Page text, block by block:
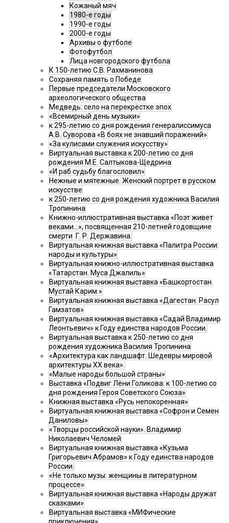
Кожаный мяч
1980-е годы
1990-е годы
2000-е годы
Архивы о футболе
Фотофутбол
Лица новгородского футбола
К 150-летию С.В. Рахманинова
Сохраняя память о Победе
Первые председатели Московского
археологического общества
Медведь: село на перекрёстке эпох
«Всемирный день музыки»
к 295-летию со дня рождения генералиссимуса
А.В. Суворова «В боях не знавший поражений»
«За кулисами служения искусству»
Виртуальная выставка к 200-летию со дня
рождения М.Е. Салтыкова-Щедрина
«И раб судьбу благословил»
Нежные и мятежные. Женский портрет в русском
искусстве
к 250-летию со дня рождения художника Василия
Тропинина
Книжно-иллюстративная выставка «Поэт живет
веками…», посвященная 210-летней годовщине
смерти Г. Р. Державина.
Виртуальная книжная выставка «Палитра России:
народы и культуры»
Виртуальная книжно-иллюстративная выставка
«Татарстан. Муса Джалиль»
Виртуальная книжная выставка «Башкортостан.
Мустай Карим.»
Виртуальная книжная выставка «Дагестан. Расул
Гамзатов»
Виртуальная книжная выставка «Садай Владимир
Леонтьевич» к Году единства народов России.
Виртуальная выставка к 250-летию со дня
рождения художника Василия Тропинина
«Архитектура как ландшафт. Шедевры мировой
архитектуры XX века».
«Малые народы большой страны»
Выставка «Подвиг Лёни Голикова: к 100-летию со
дня рождения Героя Советского Союза»
Книжная выставка «Русь непокоренная»
Виртуальная книжная выставка «Софрон и Семен
Даниловы»
«Творцы российской науки». Владимир
Николаевич Челомей
Виртуальная книжная выставка «Кузьма
Григорьевич Абрамов» к Году единства народов
России.
«Не только музы: женщины в литературном
процессе»
Виртуальная книжная выставка «Народы дружат
сказками»
Виртуальная выставка «МИФические